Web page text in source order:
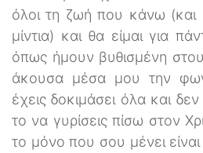
όλοι τη ζωή που κάνω (και
μίντια) και θα είμαι για
όπως ήμουν βυθισμένη
άκουσα μέσα μου την
έχεις δοκιμάσει όλα και
το να γυρίσεις πίσω στον
το μόνο που σου μένει